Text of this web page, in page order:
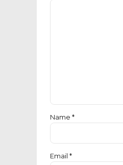
Name *
Email *